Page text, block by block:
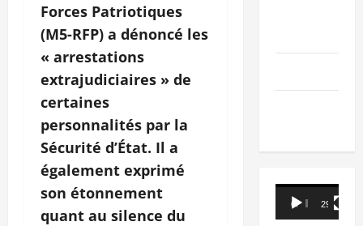
Forces Patriotiques
(M5-RFP) a dénoncé les
« arrestations
extrajudiciaires » de
certaines
personnalités par la
Sécurité d’État. Il a
également exprimé
son étonnement
quant au silence du
Lecteur
vidéo
00:00 29:21